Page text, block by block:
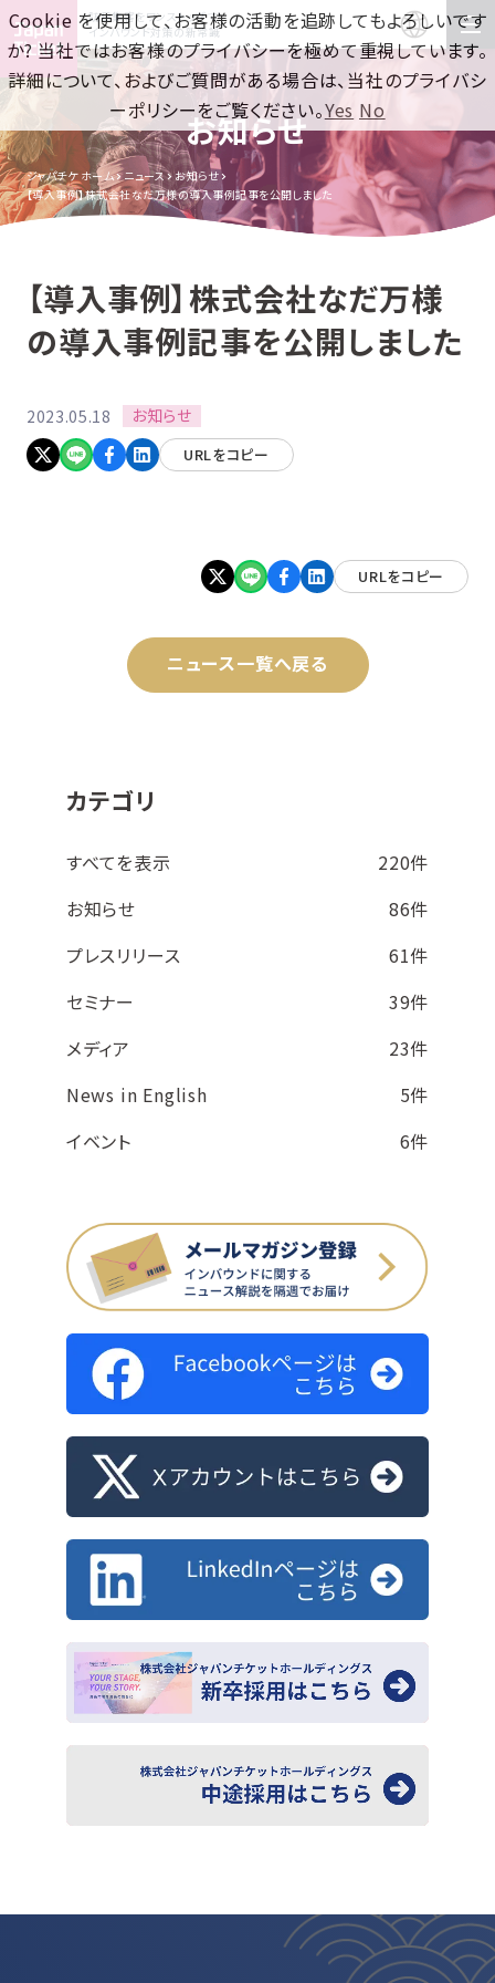
訪日集客をワンストップで！
インバウンド対策の新常識
お知らせ
ジャパチケ ホーム ニュース
お知らせ
【導入事例】株式会社なだ万様の導入事例記事を公開しました
【導入事例】株式会社なだ万様
の導入事例記事を公開しました
2023.05.18 お知らせ
URLをコピー
URLをコピー
ニュース一覧へ戻る
カテゴリ
すべてを表示
220件
お知らせ
86件
プレスリリース
61件
セミナー
39件
メディア
23件
News in English
5件
イベント
6件
Cookie を使用して、お客様の活動を追跡してもよろしいです
か? 当社ではお客様のプライバシーを極めて重視しています。
詳細について、およびご質問がある場合は、当社のプライバシ
ーポリシーをご覧ください。Yes No